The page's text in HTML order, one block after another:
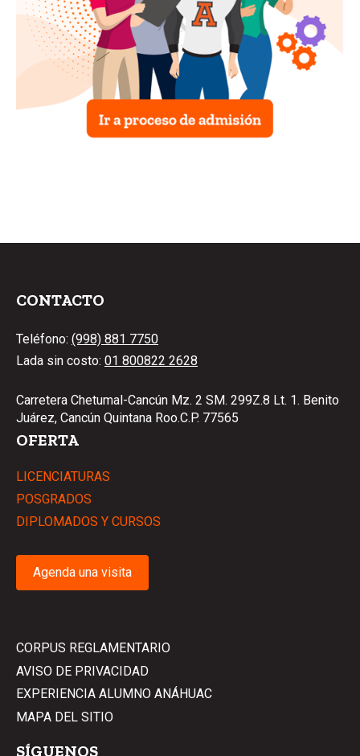
CONTACTO
Teléfono: (998) 881 7750
Lada sin costo: 01 800822 2628
Carretera Chetumal-Cancún Mz. 2 SM. 299Z.8 Lt. 1. Benito
Juárez, Cancún Quintana Roo.C.P. 77565
OFERTA
LICENCIATURAS
POSGRADOS
DIPLOMADOS Y CURSOS
Agenda una visita
CORPUS REGLAMENTARIO
AVISO DE PRIVACIDAD
EXPERIENCIA ALUMNO ANÁHUAC
MAPA DEL SITIO
SÍGUENOS